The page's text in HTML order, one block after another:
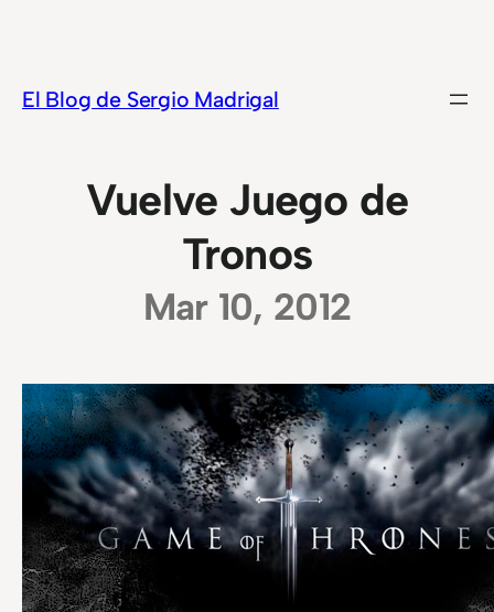
contenido
El Blog de Sergio Madrigal
Vuelve Juego de
Tronos
Mar 10, 2012